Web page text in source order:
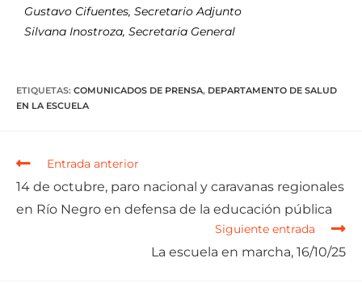
Gustavo Cifuentes, Secretario Adjunto
Silvana Inostroza, Secretaria General
ETIQUETAS: COMUNICADOS DE PRENSA, DEPARTAMENTO DE SALUD
EN LA ESCUELA
Entrada anterior
14 de octubre, paro nacional y caravanas regionales
en Río Negro en defensa de la educación pública
Siguiente entrada
La escuela en marcha, 16/10/25